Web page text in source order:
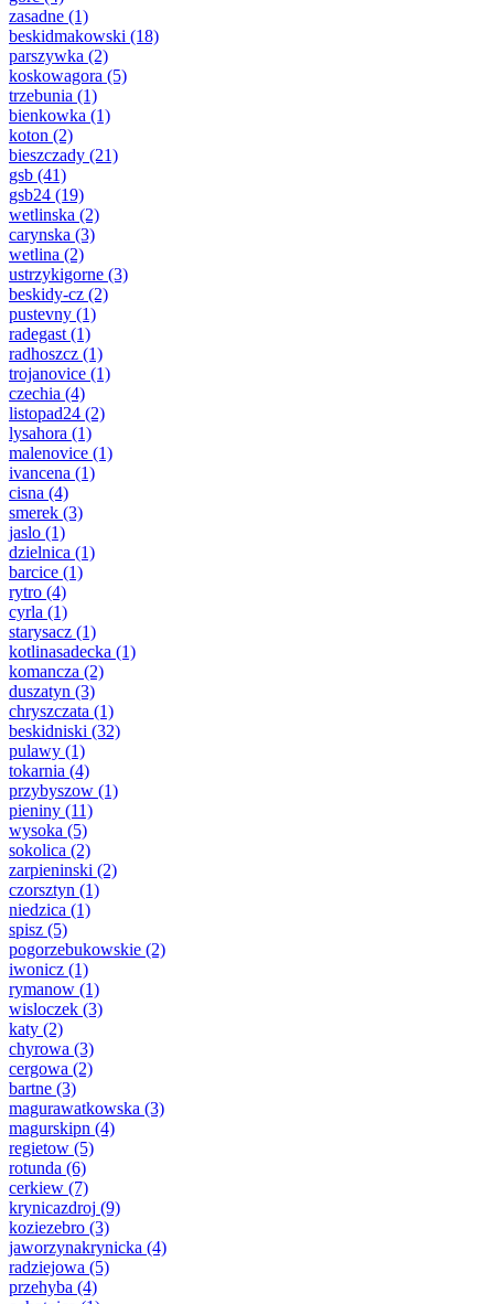
zasadne (1)
beskidmakowski (18)
parszywka (2)
koskowagora (5)
trzebunia (1)
bienkowka (1)
koton (2)
bieszczady (21)
gsb (41)
gsb24 (19)
wetlinska (2)
carynska (3)
wetlina (2)
ustrzykigorne (3)
beskidy-cz (2)
pustevny (1)
radegast (1)
radhoszcz (1)
trojanovice (1)
czechia (4)
listopad24 (2)
lysahora (1)
malenovice (1)
ivancena (1)
cisna (4)
smerek (3)
jaslo (1)
dzielnica (1)
barcice (1)
rytro (4)
cyrla (1)
starysacz (1)
kotlinasadecka (1)
komancza (2)
duszatyn (3)
chryszczata (1)
beskidniski (32)
pulawy (1)
tokarnia (4)
przybyszow (1)
pieniny (11)
wysoka (5)
sokolica (2)
zarpieninski (2)
czorsztyn (1)
niedzica (1)
spisz (5)
pogorzebukowskie (2)
iwonicz (1)
rymanow (1)
wisloczek (3)
katy (2)
chyrowa (3)
cergowa (2)
bartne (3)
magurawatkowska (3)
magurskipn (4)
regietow (5)
rotunda (6)
cerkiew (7)
krynicazdroj (9)
koziezebro (3)
jaworzynakrynicka (4)
radziejowa (5)
przehyba (4)